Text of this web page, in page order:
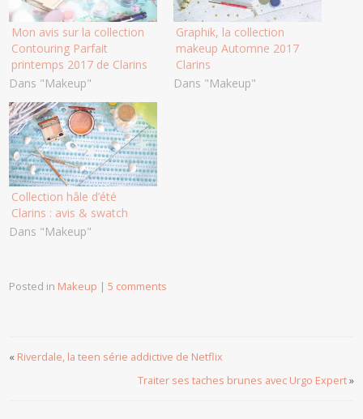
Mon avis sur la collection
Contouring Parfait
printemps 2017 de Clarins
Dans "Makeup"
Graphik, la collection
makeup Automne 2017
Clarins
Dans "Makeup"
Collection hâle d’été
Clarins : avis & swatch
Dans "Makeup"
Posted in Makeup |5 comments
« Riverdale, la teen série addictive de Netflix
Traiter ses taches brunes avec Urgo Expert»